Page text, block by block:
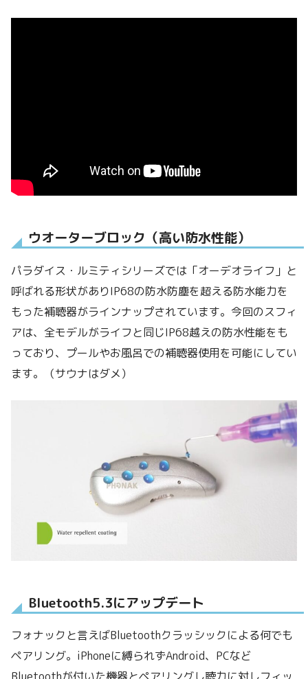
ウオーターブロック（高い防水性能）
パラダイス・ルミティシリーズでは「オーデオライフ」と
呼ばれる形状がありIP68の防水防塵を超える防水能力を
もった補聴器がラインナップされています。今回のスフィ
アは、全モデルがライフと同じIP68越えの防水性能をも
っており、プールやお風呂での補聴器使用を可能にしてい
ます。（サウナはダメ）
Bluetooth5.3にアップデート
フォナックと言えばBluetoothクラッシックによる何でも
ペアリング。iPhoneに縛られずAndroid、PCなど